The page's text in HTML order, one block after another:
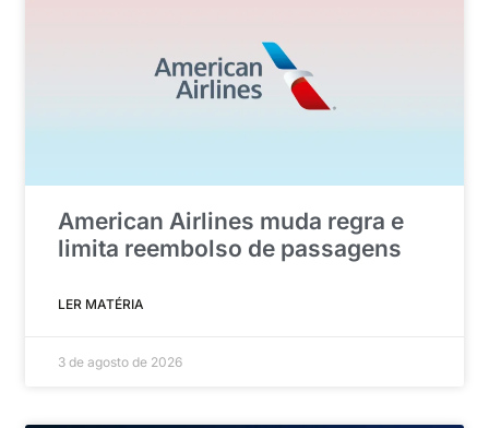
American Airlines muda regra e
limita reembolso de passagens
LER MATÉRIA
3 de agosto de 2026